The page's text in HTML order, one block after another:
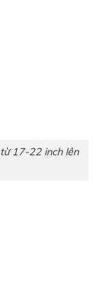
17-22 inch lên